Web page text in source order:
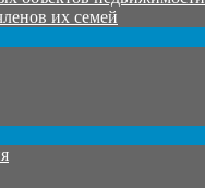
их семей